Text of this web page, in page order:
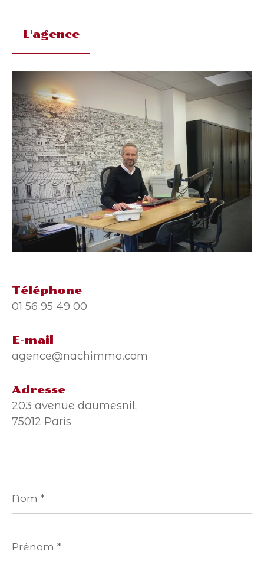
L'agence
Téléphone
01 56 95 49 00
E-mail
agence@nachimmo.com
Adresse
203 avenue daumesnil,
75012 Paris
*
*